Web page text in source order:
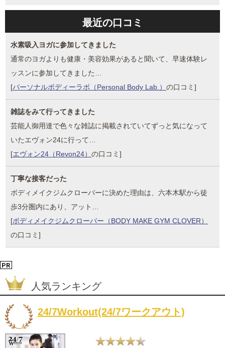
最近の口コミ
水素吸入ヨガに参加してきました
通常のヨガよりも健康・美容効果があると聞いて、早速体験レ
ッスンに参加してきました…
[パーソナルボディーラボ（Personal Body Lab.）の口コミ]
雑誌をみて行ってきました
芸能人御用達で色々な雑誌に掲載されていてずっと気になって
いたエヴォン24に行って…
[エヴォン24（Revon24）の口コミ]
丁寧な接客だった
ボディメイクジムクローバーに決めた理由は、六本木駅から徒
歩3分圏内にあり、アット…
[ボディメイクジムクローバー（BODY MAKE GYM CLOVER）
の口コミ]
人気ランキング
24/7Workout(24/7ワークアウト)